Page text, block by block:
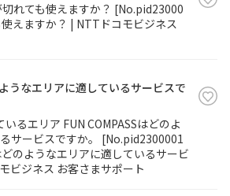
れても使えますか？ [No.pid23000
えますか？ | NTTドコモビジネス
うなエリアに適しているサービスで
いるエリア FUN COMPASSはどのよ
サービスですか。 [No.pid2300001
のようなエリアに適しているサービ
ビジネス お客さまサポート